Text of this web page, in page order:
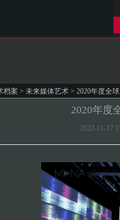
档案 > 未来媒体艺术 > 2020年度全
2020年度
2022-11-17